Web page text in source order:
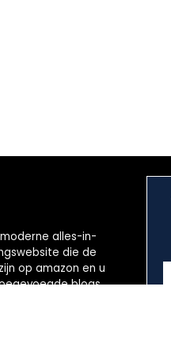
alles-in-
die de
op amazon en u
blogs.